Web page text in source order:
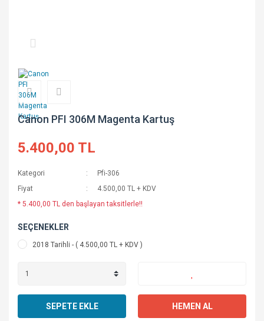
Canon PFI 306M Magenta Kartuş
5.400,00 TL
Kategori
Pfi-306
Fiyat
4.500,00 TL + KDV
* 5.400,00 TL den başlayan taksitlerle!!
SEÇENEKLER
2018 Tarihli - ( 4.500,00 TL + KDV )
SEPETE EKLE HEMEN AL